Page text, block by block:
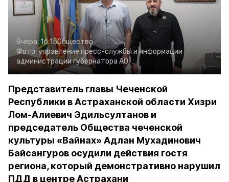
Вчера, 16:15Общество
Фото: управление пресс-службы и информации
администрации губернатора АО
Представитель главы Чеченской
Республики в Астраханской области Хизри
Лом-Алиевич Эдильсултанов и
председатель Общества чеченской
культуры «Вайнах» Адлан Мухадинович
Байсангуров осудили действия гостя
региона, который демонстративно нарушил
ПДД в центре Астрахани